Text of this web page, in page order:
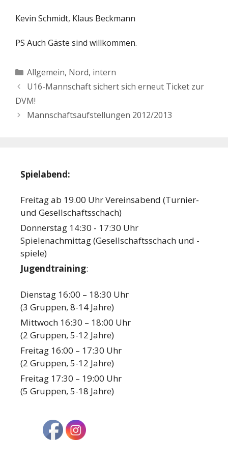
Kevin Schmidt, Klaus Beckmann
PS Auch Gäste sind willkommen.
Kategorien
Allgemein, Nord, intern
U16-Mannschaft sichert sich erneut Ticket zur
DVM!
Mannschaftsaufstellungen 2012/2013
Spielabend:
Freitag ab 19.00 Uhr Vereinsabend (Turnier-
und Gesellschaftsschach)
Donnerstag 14:30 - 17:30 Uhr
Spielenachmittag (Gesellschaftsschach und -
spiele)
Jugendtraining:
Dienstag 16:00 – 18:30 Uhr
(3 Gruppen, 8-14 Jahre)
Mittwoch 16:30 – 18:00 Uhr
(2 Gruppen, 5-12 Jahre)
Freitag 16:00 – 17:30 Uhr
(2 Gruppen, 5-12 Jahre)
Freitag 17:30 – 19:00 Uhr
(5 Gruppen, 5-18 Jahre)